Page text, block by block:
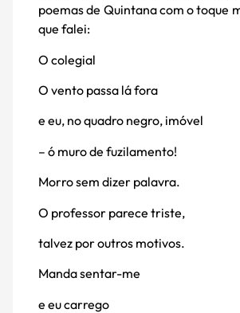
poemas de Quintana com o toque
que falei:
O colegial
O vento passa lá fora
e eu, no quadro negro, imóvel
– ó muro de fuzilamento!
Morro sem dizer palavra.
O professor parece triste,
talvez por outros motivos.
Manda sentar-me
e eu carrego